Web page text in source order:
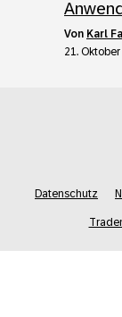
von Karl
21.
Datenschutz